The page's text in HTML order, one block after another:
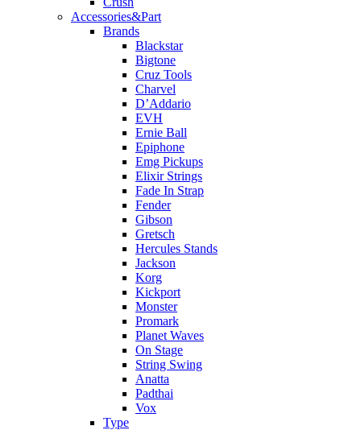
Accessories&Part
Brands
Blackstar
Bigtone
Cruz Tools
Charvel
D’Addario
EVH
Ernie Ball
Epiphone
Emg Pickups
Elixir Strings
Fade In Strap
Fender
Gibson
Gretsch
Hercules Stands
Jackson
Korg
Kickport
Monster
Promark
Planet Waves
On Stage
String Swing
Anatta
Padthai
Vox
Type